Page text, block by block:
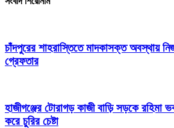
চাঁদপুরের শাহরাস্তিতে মাদকাসক্ত অবস্থায়
গ্রেফতার
হাজীগঞ্জের টোরাগড় কাজী বাড়ি সড়কে
করে চুরির চেষ্টা